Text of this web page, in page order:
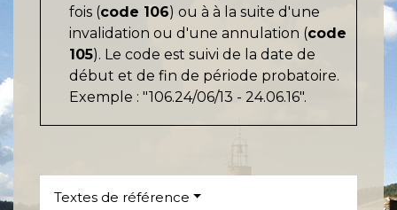
fois (code 106) ou à à la suite d'une
invalidation ou d'une annulation (code
105). Le code est suivi de la date de
début et de fin de période probatoire.
Exemple : "106.24/06/13 - 24.06.16".
Textes de référence